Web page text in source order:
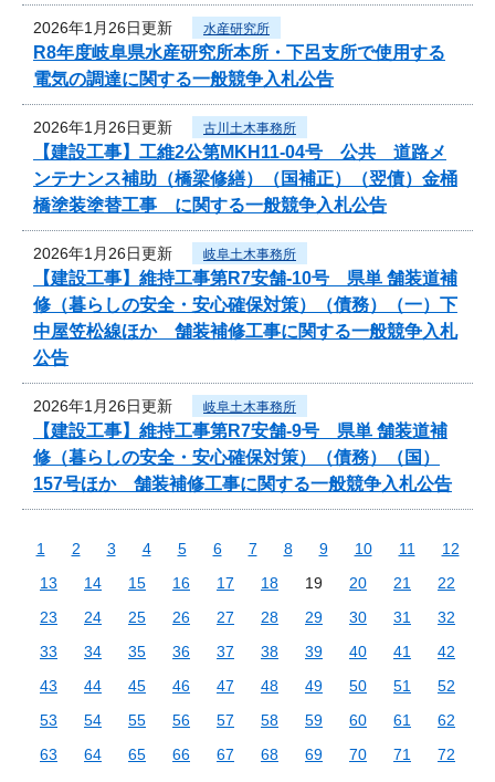
2026年1月26日更新 水産研究所
R8年度岐阜県水産研究所本所・下呂支所で使用する
電気の調達に関する一般競争入札公告
2026年1月26日更新 古川土木事務所
【建設工事】工維2公第MKH11-04号 公共 道路メ
ンテナンス補助（橋梁修繕）（国補正）（翌債）金桶
橋塗装塗替工事 に関する一般競争入札公告
2026年1月26日更新 岐阜土木事務所
【建設工事】維持工事第R7安舗-10号 県単 舗装道補
修（暮らしの安全・安心確保対策）（債務）（一）下
中屋笠松線ほか 舗装補修工事に関する一般競争入札
公告
2026年1月26日更新 岐阜土木事務所
【建設工事】維持工事第R7安舗-9号 県単 舗装道補
修（暮らしの安全・安心確保対策）（債務）（国）
157号ほか 舗装補修工事に関する一般競争入札公告
1 2 3 4 5 6 7 8 9 10 11
12
13
14 15 16 17 18 19 20 21
22
23
24 25 26 27 28 29 30 31
32
33
34 35 36 37 38 39 40 41
42
43
44 45 46 47 48 49 50 51
52
53
54 55 56 57 58 59 60 61
62
63
64 65 66 67 68 69 70 71
72